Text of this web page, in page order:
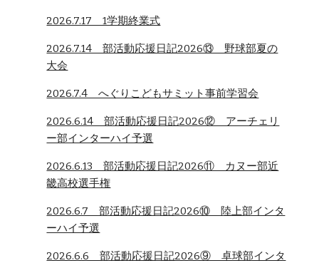
2026.7.17 1学期終業式
2026.7.14 部活動応援日記2026⑬ 野球部夏の
大会
2026.7.4 へぐりこどもサミット事前学習会
2026.6.14 部活動応援日記2026⑫ アーチェリ
ー部インターハイ予選
2026.6.13 部活動応援日記2026⑪ カヌー部近
畿高校選手権
2026.6.7 部活動応援日記2026⑩ 陸上部インタ
ーハイ予選
2026.6.6 部活動応援日記2026⑨ 卓球部インタ